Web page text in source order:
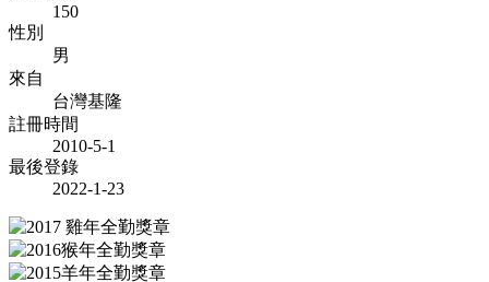
150
性別
男
來自
台灣基隆
註冊時間
2010-5-1
最後登錄
2022-1-23